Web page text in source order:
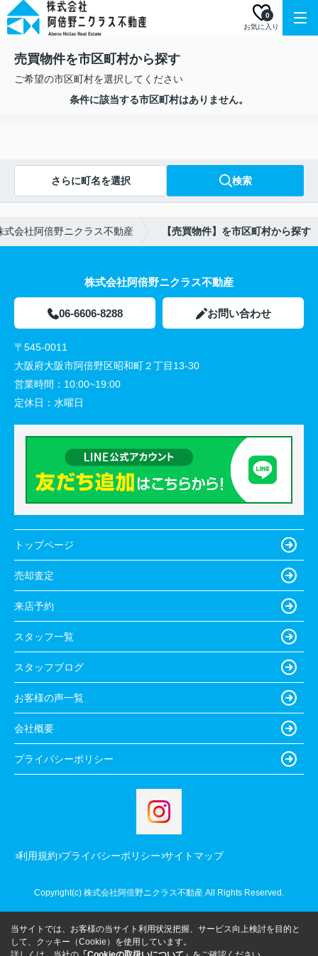
お気に入り
0
売買物件を市区町村から探す
ご希望の市区町村を選択してください
条件に該当する市区町村はありません。
さらに町名を選択 検索
式会社阿倍野ニクラス不動産 【売買物件】を市区町村から探す
株式会社阿倍野ニクラス不動産
06-6606-8288 お問い合わせ
〒545-0011
大阪府大阪市阿倍野区昭和町２丁目13-30
営業時間： 10:00~19:00
定休日： 水曜日
トップページ
売却査定
来店予約
スタッフ一覧
スタッフブログ
お客様の声一覧
会社概要
プライバシーポリシー
利用規約 プライバシーポリシー サイトマップ
Copyright(c) 株式会社阿倍野ニクラス不動産 All Rights Reserved.
当サイトでは、お客様の当サイト利用状況把握、サービス向上検討を目的と
して、クッキー（Cookie）を使用しています。